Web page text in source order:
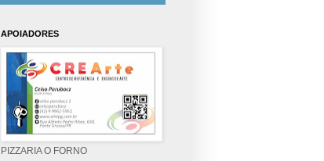
APOIADORES
PIZZARIA O FORNO